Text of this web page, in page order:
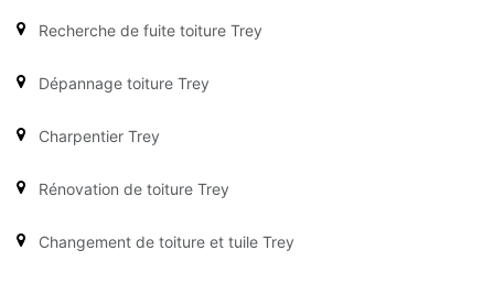
Recherche de fuite toiture Trey
Dépannage toiture Trey
Charpentier Trey
Rénovation de toiture Trey
Changement de toiture et tuile Trey